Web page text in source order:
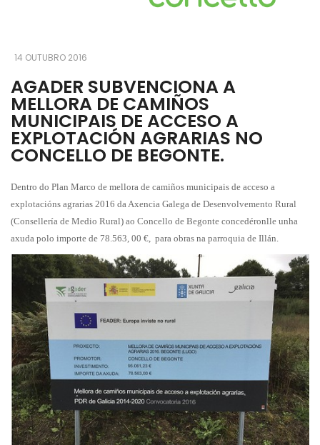
14 OUTUBRO 2016
AGADER SUBVENCIONA A
MELLORA DE CAMIÑOS
MUNICIPAIS DE ACCESO A
EXPLOTACIÓN AGRARIAS NO
CONCELLO DE BEGONTE.
Dentro do Plan Marco de mellora de camiños municipais de acceso a
explotacións agrarias 2016 da Axencia Galega de Desenvolvemento Rural
(Consellería de Medio Rural) ao Concello de Begonte concedéronlle unha
axuda polo importe de 78.563, 00 €, para obras na parroquia de Illán.